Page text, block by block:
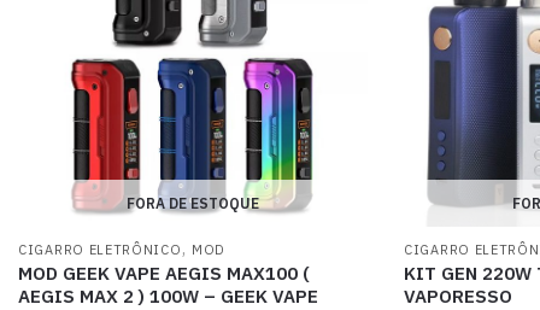
FORA DE ESTOQUE
CIGARRO ELETRÔNICO , MOD
MOD GEEK VAPE AEGIS MAX100 (
AEGIS MAX 2 ) 100W – GEEK VAPE
CIGARRO
KIT GEN 220W
VAPORESSO